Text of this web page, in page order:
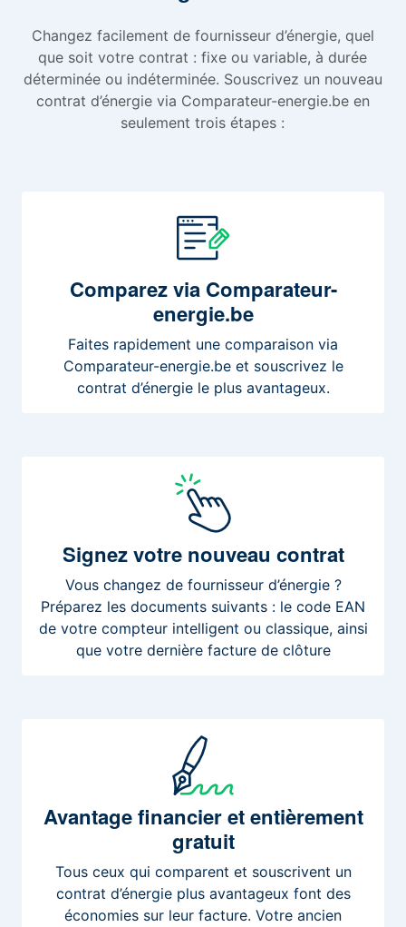
Changez facilement de fournisseur d’énergie, quel
que soit votre contrat : fixe ou variable, à durée
déterminée ou indéterminée. Souscrivez un nouveau
contrat d’énergie via Comparateur-energie.be en
seulement trois étapes :
Comparezvia Comparateur-
energie.be
Faites rapidement une comparaison via
Comparateur-energie.be et souscrivez le
contrat d’énergie le plus avantageux.
Signezvotre nouveau contrat
Vous changez de fournisseur d’énergie ?
Préparez les documents suivants : le code EAN
de votre compteur intelligent ou classique, ainsi
que votre dernière facture de clôture
Avantagefinancier et entièrement
gratuit
Tous ceux qui comparent et souscrivent un
contrat d’énergie plus avantageux font des
économies sur leur facture. Votre ancien